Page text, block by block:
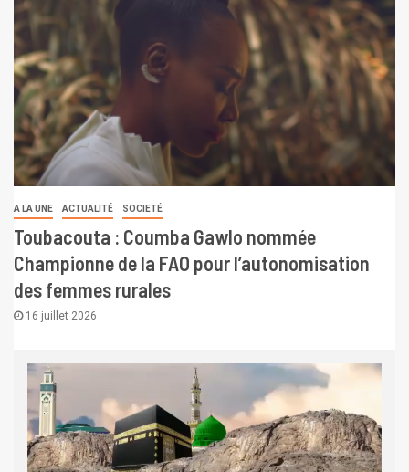
A LA UNE ACTUALITÉ SOCIETÉ
Toubacouta : Coumba Gawlo nommée
Championne de la FAO pour l’autonomisation
des femmes rurales
16 juillet 2026